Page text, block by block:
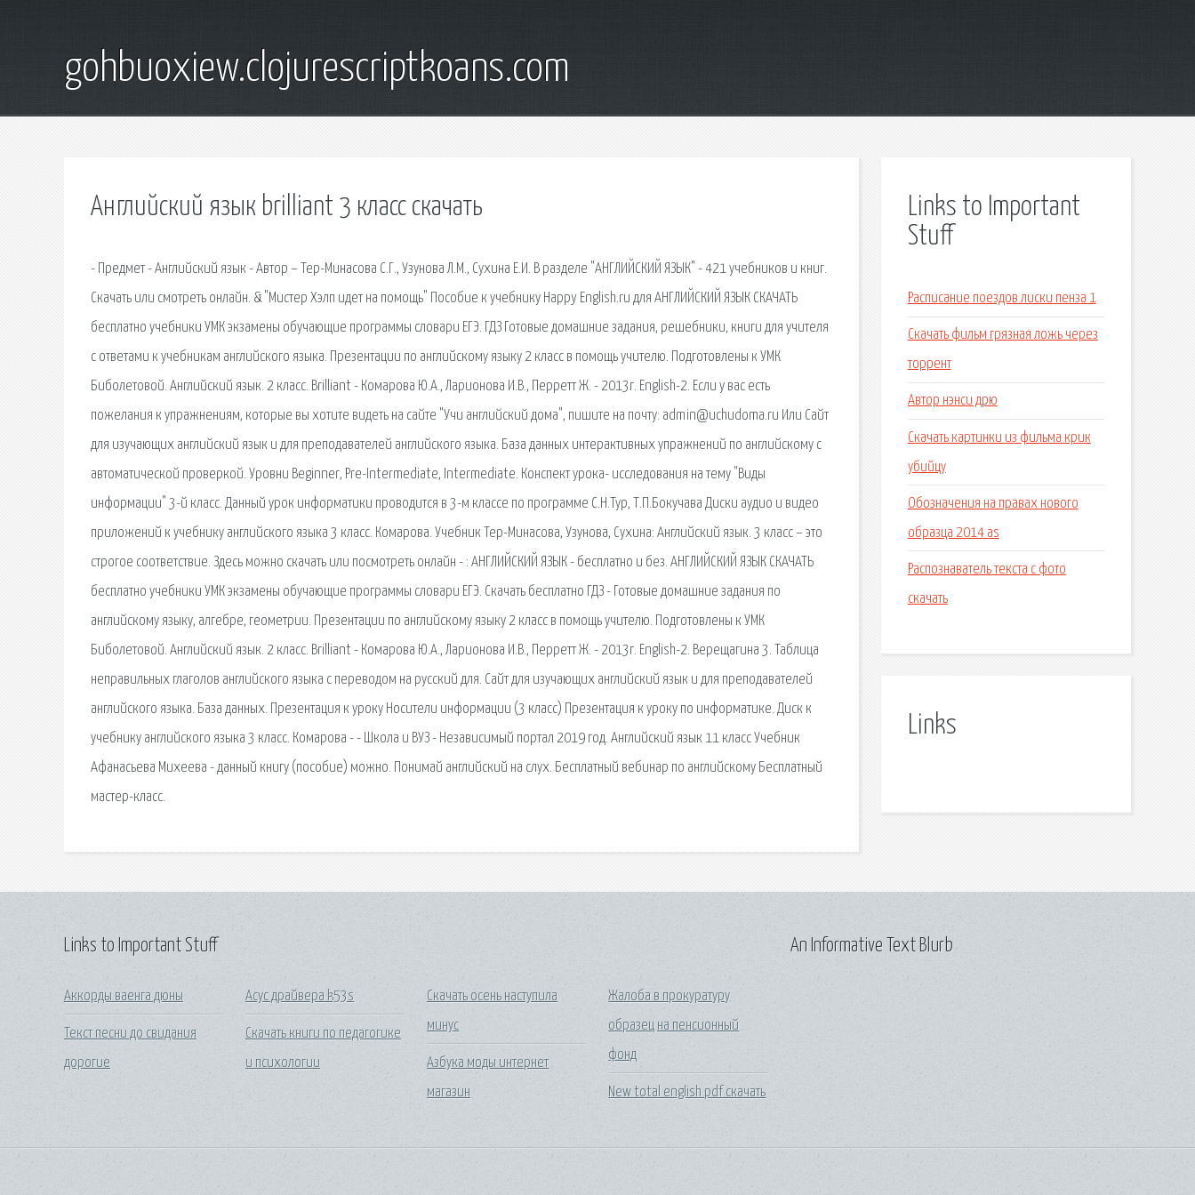
gohbuoxiew.clojurescriptkoans.com
Английский язык brilliant 3 класс скачать
- Предмет - Английский язык - Автор – Тер-Минасова С.Г., Узунова Л.М., Сухина Е.И. В разделе "АНГЛИЙСКИЙ ЯЗЫК" - 421 учебников и книг.
Скачать или смотреть онлайн. & "Мистер Хэлп идет на помощь" Пособие к учебнику Happy English.ru для АНГЛИЙСКИЙ ЯЗЫК СКАЧАТЬ
бесплатно учебники УМК экзамены обучающие программы словари ЕГЭ. ГДЗ Готовые домашние задания, решебники, книги для учителя
с ответами к учебникам английского языка. Презентации по английскому языку 2 класс в помощь учителю. Подготовлены к УМК
Биболетовой. Aнглийский язык. 2 класс. Brilliant - Комарова Ю.А., Ларионова И.В., Перретт Ж. - 2013г. English-2. Если у вас есть
пожелания к упражнениям, которые вы хотите видеть на сайте "Учи английский дома", пишите на почту: admin@uchudoma.ru Или Сайт
для изучающих английский язык и для преподавателей английского языка. База данных интерактивных упражнений по английскому с
автоматической проверкой. Уровни Beginner, Pre-Intermediate, Intermediate. Конспект урока- исследования на тему "Виды
информации" 3-й класс. Данный урок информатики проводится в 3-м классе по программе С.Н.Тур, Т.П.Бокучава Диски аудио и видео
приложений к учебнику английского языка 3 класс. Комарова. Учебник Тер-Минасова, Узунова, Сухина: Английский язык. 3 класс – это
строгое соответствие. Здесь можно скачать или посмотреть онлайн - : АНГЛИЙСКИЙ ЯЗЫК - бесплатно и без. АНГЛИЙСКИЙ ЯЗЫК СКАЧАТЬ
бесплатно учебники УМК экзамены обучающие программы словари ЕГЭ. Скачать бесплатно ГДЗ - Готовые домашние задания по
английскому языку, алгебре, геометрии. Презентации по английскому языку 2 класс в помощь учителю. Подготовлены к УМК
Биболетовой. Aнглийский язык. 2 класс. Brilliant - Комарова Ю.А., Ларионова И.В., Перретт Ж. - 2013г. English-2. Верещагина 3. Таблица
неправильных глаголов английского языка с переводом на русский для. Сайт для изучающих английский язык и для преподавателей
английского языка. База данных. Презентация к уроку Носители информации (3 класс) Презентация к уроку по информатике. Диск к
учебнику английского языка 3 класс. Комарова - - Школа и ВУЗ - Независимый портал 2019 год. Английский язык 11 класс Учебник
Афанасьева Михеева - данный книгу (пособие) можно. Понимай английский на слух. Бесплатный вебинар по английскому Бесплатный
мастер-класс.
Links to Important
Stuff
Расписание поездов лиски пенза 1
Скачать фильм грязная ложь через
торрент
Автор нэнси дрю
Скачать картинки из фильма крик
убийцу
Обозначения на правах нового
образца 2014 as
Распознаватель текста с фото
скачать
Links
Links to Important Stuff
Аккорды ваенга дюны
Текст песни до свидания
дорогие
Асус драйвера k53s
Скачать книги по педагогике
и психологии
Скачать осень наступила
минус
Азбука моды интернет
магазин
Жалоба в прокуратуру
образец на пенсионный
фонд
New total english pdf скачать
An Informative Text Blurb